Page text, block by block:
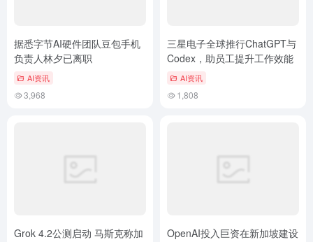
据悉字节AI硬件团队豆包手机
负责人林夕已离职
AI资讯
3,968
三星电子全球推行ChatGPT与
Codex，助员工提升工作效能
AI资讯
1,808
Grok 4.2公测启动 马斯克称加
OpenAI投入巨资在新加坡建设